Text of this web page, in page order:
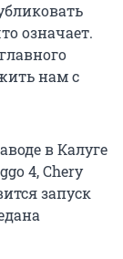
означает.
нам с
в Калуге
4, Chery
запуск